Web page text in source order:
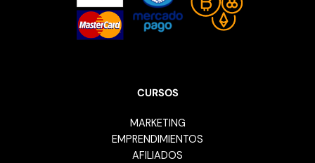
CURSOS
MARKETING
EMPRENDIMIENTOS
AFILIADOS